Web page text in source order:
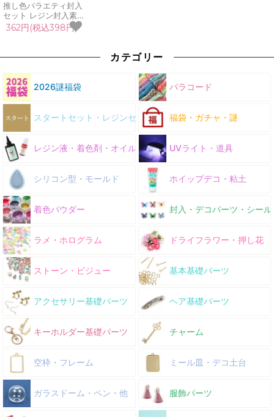
推し色バラエティ封入
セット レジン封入素材
封入パーツ デコパーツ
スライス封入 ビジュー
フト
362円(税込398円)
カテゴリー
2026謎福袋 パラコード
スタートセット・レジンセット 福袋・ガチャ・謎
レジン液・着色剤・オイル UVライト・道具
シリコン型・モールド ホイップデコ・粘土
着色パウダー 封入・デコパーツ・シール
ラメ・ホログラム ドライフラワー・押し花
ストーン・ビジュー 基本基礎パーツ
アクセサリー基礎パーツ ヘア基礎パーツ
キーホルダー基礎パーツ チャーム
空枠・フレーム ミール皿・デコ土台
ガラスドーム・ペン・他 服飾パーツ